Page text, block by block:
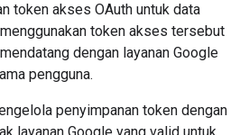
token akses OAuth untuk data
token akses tersebut
dengan layanan Google
pengguna.
penyimpanan token dengan